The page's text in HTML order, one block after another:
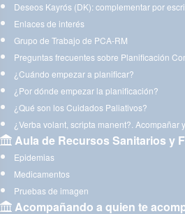
Deseos Kayrós (DK): complementar por
Enlaces de interés
Grupo de Trabajo de PCA-RM
Preguntas frecuentes sobre Planificación
¿Cuándo empezar a planificar?
¿Por dónde empezar la planificación?
¿Qué son los Cuidados Paliativos?
¿Verba volant, scripta manent?. Acompañar
Aula de Recursos Sanitarios y
Epidemias
Medicamentos
Pruebas de imagen
Acompañando a quien te